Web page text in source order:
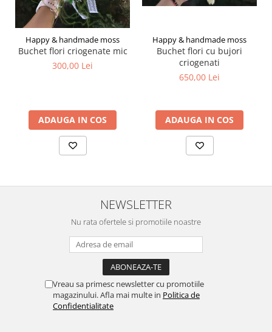
Happy & handmade moss
Buchet flori criogenate mic
300,00 Lei
ADAUGA IN COS
Happy & handmade moss
Buchet flori cu bujori
criogenati
650,00 Lei
ADAUGA IN COS
NEWSLETTER
Nu rata ofertele si promotiile noastre
Vreau sa primesc newsletter cu promotiile
magazinului. Afla mai multe in Politica de
Confidentialitate